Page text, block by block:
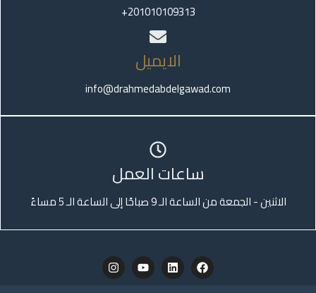
201010109313+
الايميل
info@drahmedabdelgawad.com
ساعات العمل
الاثنين - الجمعة من الساعة الـ 9 صباحًا إلى الساعة الـ 5 مساءً